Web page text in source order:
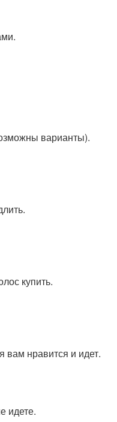
варианты).
купить.
вам нравится и идет.
идете.